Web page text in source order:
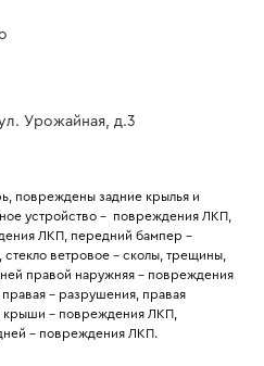
Урожайная, д.3
повреждены задние крылья и
устройство -  повреждения ЛКП,
ЛКП, передний бампер -
ветровое - сколы, трещины,
правой наружняя - повреждения
- разрушения, правая
крыши - повреждения ЛКП,
- повреждения ЛКП.